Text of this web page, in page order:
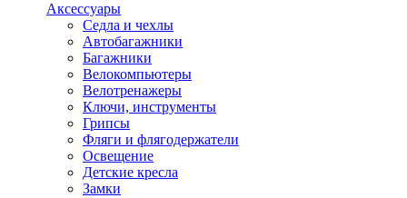
Аксессуары
Седла и чехлы
Автобагажники
Багажники
Велокомпьютеры
Велотренажеры
Ключи, инструменты
Грипсы
Фляги и флягодержатели
Освещение
Детские кресла
Замки